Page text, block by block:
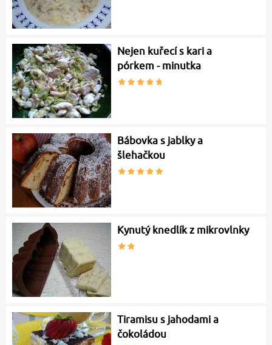
Nejen kuřecí s kari a
pórkem - minutka
Bábovka s jablky a
šlehačkou
Kynutý knedlík z mikrovlnky
Tiramisu s jahodami a
čokoládou